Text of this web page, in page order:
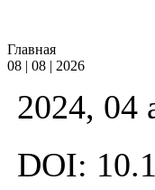
Главная
08 | 08 | 2026
2024, 04
DOI: